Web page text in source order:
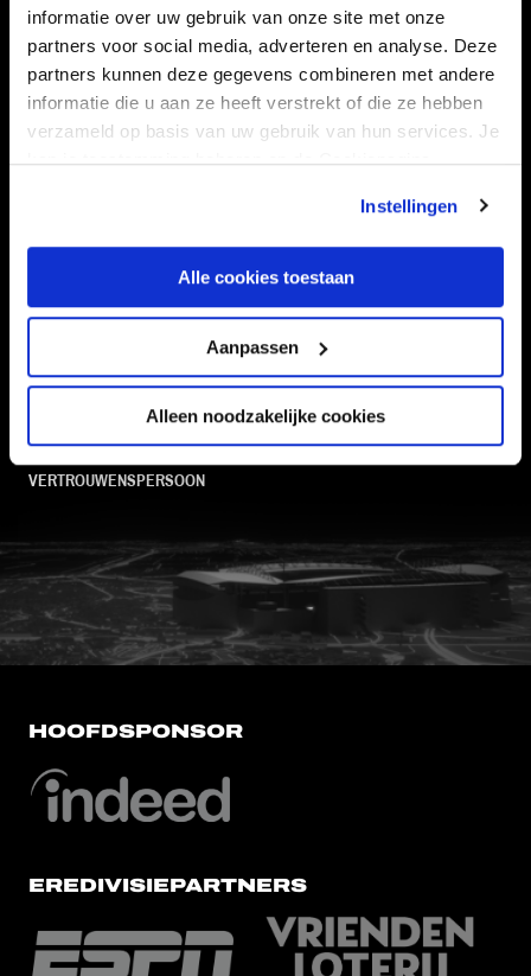
informatie over uw gebruik van onze site met onze
partners voor social media, adverteren en analyse. Deze
partners kunnen deze gegevens combineren met andere
informatie die u aan ze heeft verstrekt of die ze hebben
verzameld op basis van uw gebruik van hun services. Je
kan je toestemming beheren op de Cookiepagina.
Instellingen
Alle cookies toestaan
Aanpassen
Alleen noodzakelijke cookies
Navigeer naar
CLUB
TEAMS
STADION
FOUNDATION
KAARTVERKOOP
BUSINESS
Informatie
WERKEN BIJ
VERTROUWENSPERSOON
FC Utrecht<br>vanuit<br>het
HOOFDSPONSOR
EREDIVISIEPARTNERS